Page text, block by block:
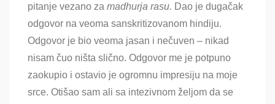
pitanje vezano za madhurja rasu. Dao je dugačak
odgovor na veoma sanskritizovanom hindiju.
Odgovor je bio veoma jasan i nečuven – nikad
nisam čuo ništa slično. Odgovor me je potpuno
zaokupio i ostavio je ogromnu impresiju na moje
srce. Otišao sam ali sa intezivnom željom da se